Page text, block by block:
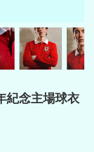
紀念主場球衣